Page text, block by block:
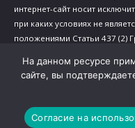
интернет-сайт носит
при каких условиях не
положениями Статьи 437 (2)
Политика в отношении
Сведения о реализуемых
На данном ресурсе
сайте, вы
Согласие на